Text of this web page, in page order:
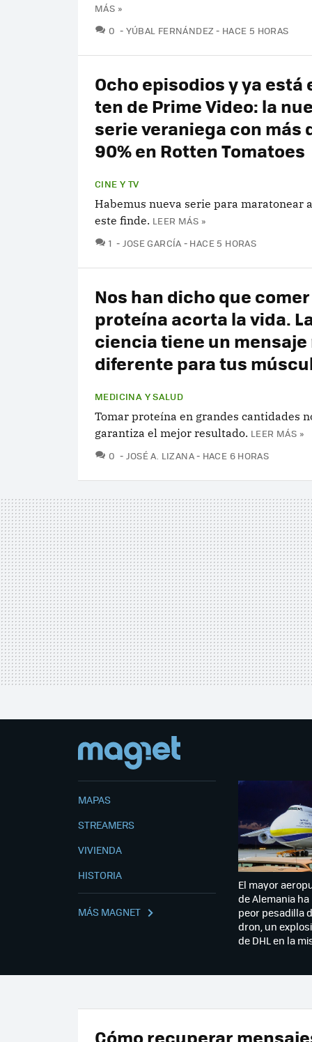
MÁS »
0 COMENTARIOS
YÚBAL FERNÁNDEZ HACE 5 HORAS
Ocho episodios y ya está
ten de Prime Video: la
serie veraniega con más
90% en Rotten Tomatoes
CINE Y TV
Habemus nueva serie para maratonear
este finde. LEER MÁS »
1 COMENTARIOS
JOSE GARCÍA HACE 5 HORAS
Nos han dicho que
proteína acorta la vida.
ciencia tiene un mensaje
diferente para tus
MEDICINA Y SALUD
Tomar proteína en grandes cantidades
garantiza el mejor resultado. LEER MÁS »
0 COMENTARIOS
JOSÉ A. LIZANA HACE 6 HORAS
MAPAS
STREAMERS
VIVIENDA
HISTORIA
MÁS MAGNET
El mayor
de Alemania
peor pesadilla
dron, un
de DHL en la